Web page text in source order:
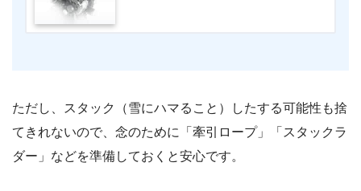
ただし、スタック（雪にハマること）したする可能性も捨
てきれないので、念のために「牽引ロープ」「スタックラ
ダー」などを準備しておくと安心です。